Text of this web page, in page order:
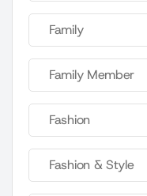
Family
Family Member
Fashion
Fashion & Style